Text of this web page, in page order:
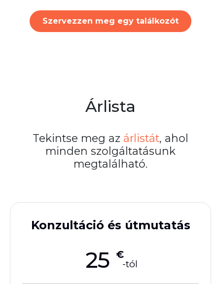
Szervezzen meg egy találkozót
Árlista
Tekintse meg az árlistát, ahol
minden szolgáltatásunk
megtalálható.
Konzultáció és útmutatás
25 €
-tól